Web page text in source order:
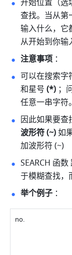
开始位置（选
查找。当从第
输入什么，它
从开始到你输
注意事项 ：
可以在搜索
和星号 (*) ；
任意一串字符
波形符 (~) 如
加波形符 (~)
SEARCH 函
于模糊查找，
举个例子 ：
no.